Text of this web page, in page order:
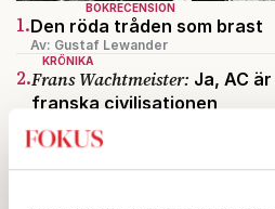
BOKRECENSION
1.Den röda tråden som brast
Av: Gustaf Lewander
KRÖNIKA
2.Frans Wachtmeister: Ja, AC
franska civilisationen
3.Bitte Assarmo:
Sagan om
ursprungsbefolkningen i